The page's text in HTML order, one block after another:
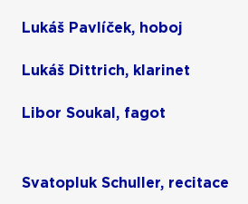
Lukáš Pavlíček, hoboj
Lukáš Dittrich, klarinet
Libor Soukal, fagot
Svatopluk Schuller, recitace